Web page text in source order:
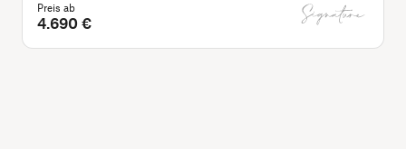
Preis ab
4.690 €